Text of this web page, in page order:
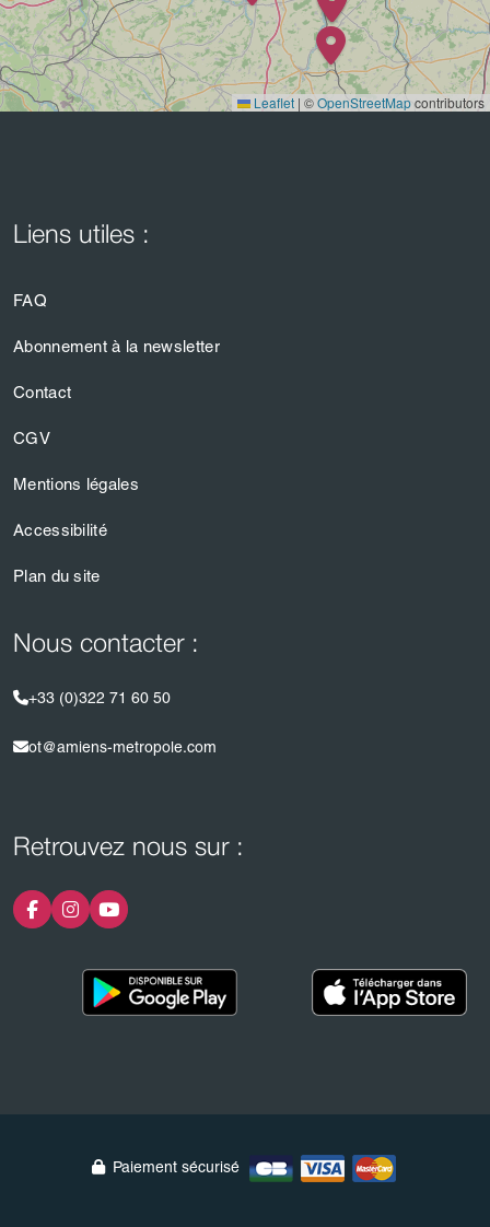
Leaflet | ©OpenStreetMapcontributors
Liens utiles :
FAQ
Abonnement à la newsletter
Contact
CGV
Mentions légales
Accessibilité
Plan du site
Nous contacter :
+33 (0)322 71 60 50
ot@amiens-metropole.com
Retrouvez nous sur :
Paiement sécurisé